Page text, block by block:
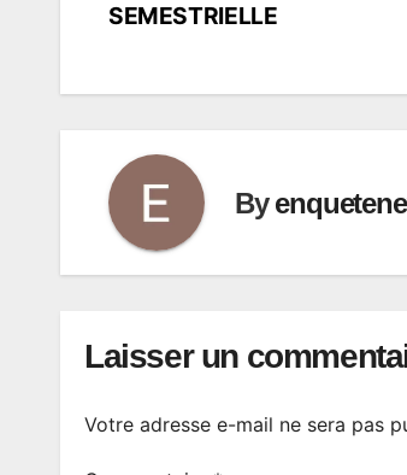
l’article
SEMESTRIELLE
By
Laisser un
Votre adresse e-mail ne sera pas